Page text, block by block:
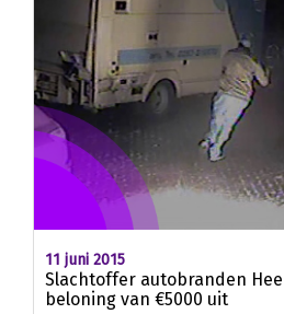
11 juni 2015
Slachtoffer autobranden
beloning van €5000 uit